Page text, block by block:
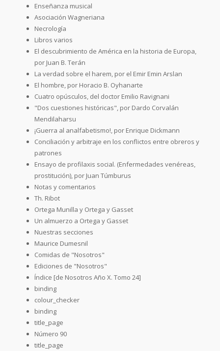
Enseñanza musical
Asociación Wagneriana
Necrología
Libros varios
El descubrimiento de América en la historia de Europa,
por Juan B. Terán
La verdad sobre el harem, por el Emir Emin Arslan
El hombre, por Horacio B. Oyhanarte
Cuatro opúsculos, del doctor Emilio Ravignani
"Dos cuestiones históricas", por Dardo Corvalán
Mendilaharsu
¡Guerra al analfabetismo!, por Enrique Dickmann
Conciliación y arbitraje en los conflictos entre obreros y
patrones
Ensayo de profilaxis social. (Enfermedades venéreas,
prostitución), por Juan Túmburus
Notas y comentarios
Th. Ribot
Ortega Munilla y Ortega y Gasset
Un almuerzo a Ortega y Gasset
Nuestras secciones
Maurice Dumesnil
Comidas de "Nosotros"
Ediciones de "Nosotros"
Índice [de Nosotros Año X. Tomo 24]
binding
colour_checker
binding
title_page
Número 90
title_page